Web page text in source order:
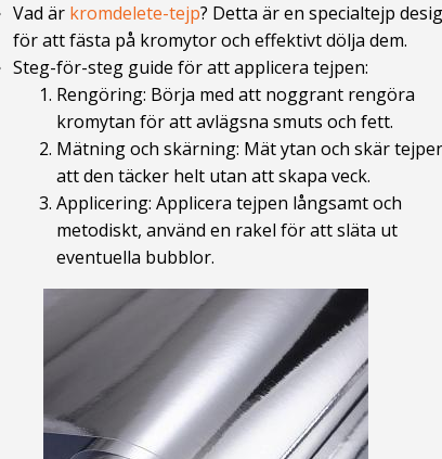
Vad är kromdelete-tejp? Detta är en specialtejp
för att fästa på kromytor och effektivt dölja dem.
Steg-för-steg guide för att applicera tejpen:
Rengöring: Börja med att noggrant rengöra
kromytan för att avlägsna smuts och fett.
Mätning och skärning: Mät ytan och skär
att den täcker helt utan att skapa veck.
Applicering: Applicera tejpen långsamt och
metodiskt, använd en rakel för att släta ut
eventuella bubblor.